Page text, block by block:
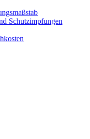
Schutzimpfungen